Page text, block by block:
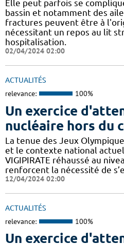
Elle peut parfois se
bassin et notamment des
fractures peuvent être à
nécessitant un repos au lit
hospitalisation.
02/04/2024 02:00
ACTUALITÉS
relevance: 100%
Un exercice
nucléaire hors du
La tenue des Jeux
et le contexte national
VIGIPIRATE réhaussé au
renforcent la nécessité de
12/04/2024 02:00
ACTUALITÉS
relevance: 100%
Un exercice